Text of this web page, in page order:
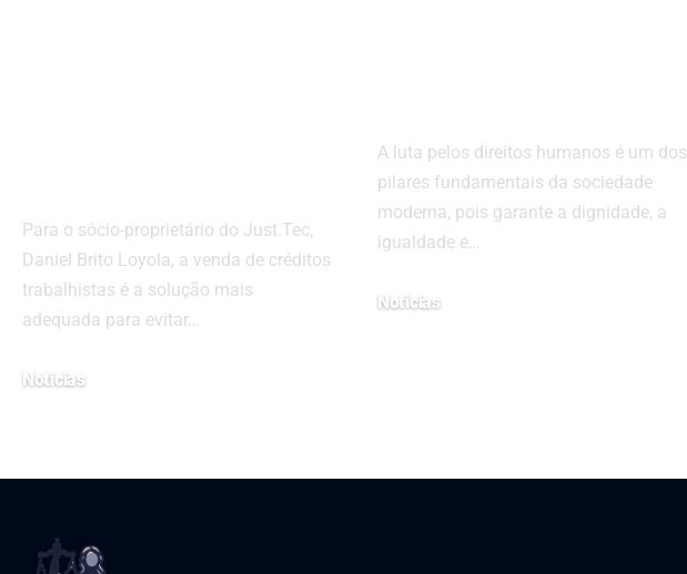
Para o sócio-proprietário do Just.Tec,
Daniel Brito Loyola, a venda de créditos
trabalhistas é a solução mais
adequada para evitar…
Noticias
A luta pelos direitos humanos é um dos
pilares fundamentais da sociedade
moderna, pois garante a dignidade, a
igualdade e…
Noticias